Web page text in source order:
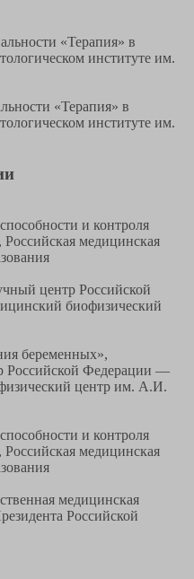
«Терапия» в
институте им.
«Терапия» в
институте им.
и контроля
медицинская
центр Российской
биофизический
беременных»,
Российской Федерации —
центр им. А.И.
и контроля
медицинская
медицинская
Российской